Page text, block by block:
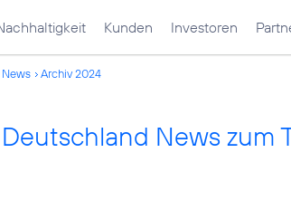
Kunden Investoren
Archiv 2024
News